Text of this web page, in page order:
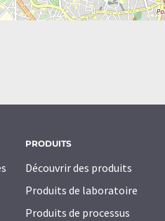
PRODUITS
Découvrir des produits
Produits de laboratoire
Produits de processus